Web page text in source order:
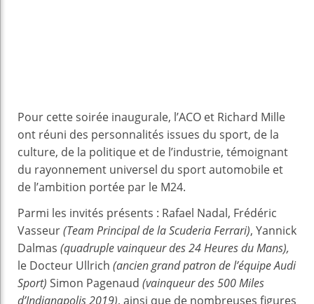
Pour cette soirée inaugurale, l’ACO et Richard Mille
ont réuni des personnalités issues du sport, de la
culture, de la politique et de l’industrie, témoignant
du rayonnement universel du sport automobile et
de l’ambition portée par le M24.
Parmi les invités présents : Rafael Nadal, Frédéric
Vasseur(Team Principal de la Scuderia Ferrari), Yannick
Dalmas (quadruple vainqueur des 24 Heures du Mans),
le Docteur Ullrich (ancien grand patron de l’équipe Audi
Sport) Simon Pagenaud (vainqueur des 500 Miles
d’Indianapolis 2019), ainsi que de nombreuses figures